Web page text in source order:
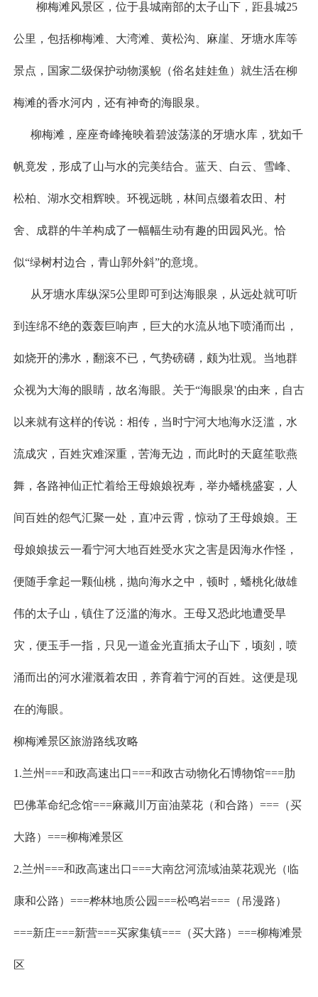
柳梅滩风景区，位于县城南部的太子山下，距县城25
公里，包括柳梅滩、大湾滩、黄松沟、麻崖、牙塘水库等
景点，国家二级保护动物溪鲵（俗名娃娃鱼）就生活在柳
梅滩的香水河内，还有神奇的海眼泉。
柳梅滩，座座奇峰掩映着碧波荡漾的牙塘水库，犹如千
帆竟发，形成了山与水的完美结合。蓝天、白云、雪峰、
松柏、湖水交相辉映。环视远眺，林间点缀着农田、村
舍、成群的牛羊构成了一幅幅生动有趣的田园风光。恰
似“绿树村边合，青山郭外斜”的意境。
从牙塘水库纵深5公里即可到达海眼泉，从远处就可听
到连绵不绝的轰轰巨响声，巨大的水流从地下喷涌而出，
如烧开的沸水，翻滚不已，气势磅礴，颇为壮观。当地群
众视为大海的眼睛，故名海眼。关于“海眼泉'的由来，自古
以来就有这样的传说：相传，当时宁河大地海水泛滥，水
流成灾，百姓灾难深重，苦海无边，而此时的天庭笙歌燕
舞，各路神仙正忙着给王母娘娘祝寿，举办蟠桃盛宴，人
间百姓的怨气汇聚一处，直冲云霄，惊动了王母娘娘。王
母娘娘拔云一看宁河大地百姓受水灾之害是因海水作怪，
便随手拿起一颗仙桃，抛向海水之中，顿时，蟠桃化做雄
伟的太子山，镇住了泛滥的海水。王母又恐此地遭受旱
灾，便玉手一指，只见一道金光直插太子山下，顷刻，喷
涌而出的河水灌溉着农田，养育着宁河的百姓。这便是现
在的海眼。
柳梅滩景区旅游路线攻略
1.兰州===和政高速出口===和政古动物化石博物馆===肋
巴佛革命纪念馆===麻藏川万亩油菜花（和合路）===（买
大路）===柳梅滩景区
2.兰州===和政高速出口===大南岔河流域油菜花观光（临
康和公路）===桦林地质公园===松鸣岩===（吊漫路）
===新庄===新营===买家集镇===（买大路）===柳梅滩景
区